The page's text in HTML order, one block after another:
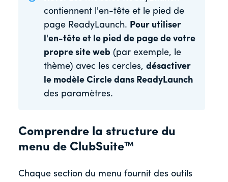
contiennent l'en-tête et le pied de
page ReadyLaunch. Pour utiliser
l'en-tête et le pied de page de votre
propre site web(par exemple, le
thème) avec les cercles, désactiver
le modèle Circle dans ReadyLaunch
des paramètres.
Comprendre la structure du
menu de ClubSuite™
Chaque section du menu fournit des outils